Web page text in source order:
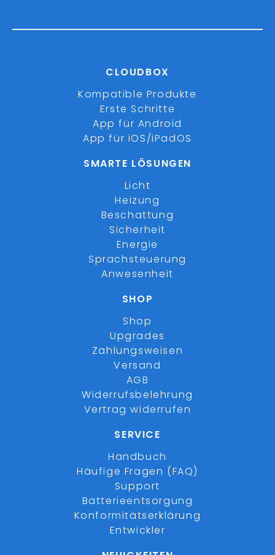
CLOUDBOX
Kompatible Produkte
Erste Schritte
App für Android
App für iOS/iPadOS
SMARTE LÖSUNGEN
Licht
Heizung
Beschattung
Sicherheit
Energie
Sprachsteuerung
Anwesenheit
SHOP
Shop
Upgrades
Zahlungsweisen
Versand
AGB
Widerrufsbelehrung
Vertrag widerrufen
SERVICE
Handbuch
Häufige Fragen (FAQ)
Support
Batterieentsorgung
Konformitätserklärung
Entwickler